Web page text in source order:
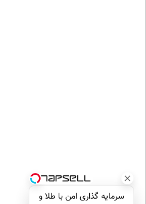
سرمایه گذاری امن با طلا و